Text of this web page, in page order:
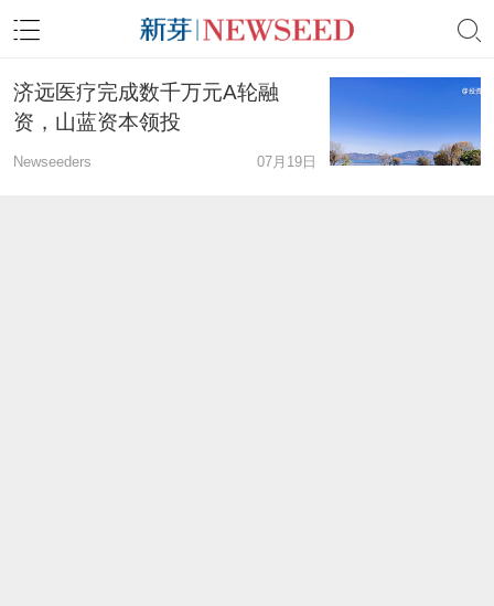
济远医疗完成数千万元A轮融
资，山蓝资本领投
Newseeders 07月19日